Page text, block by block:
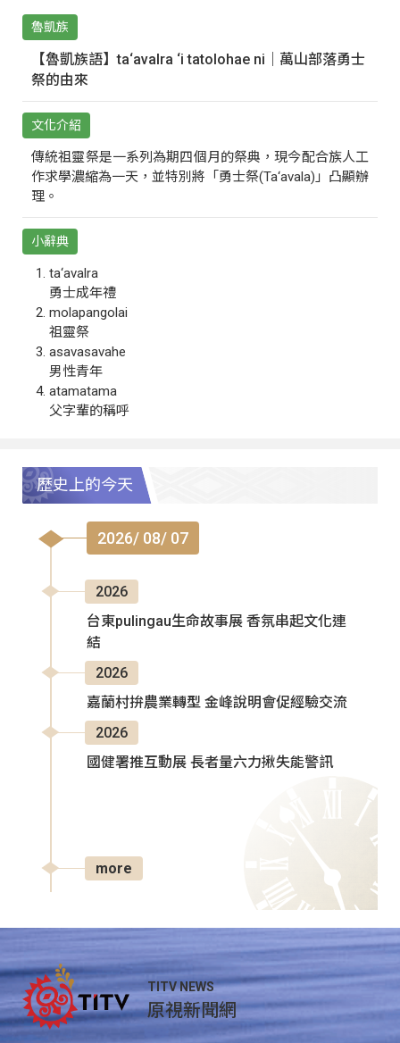
魯凱族
【魯凱族語】ta‘avalra ‘i tatolohae ni｜萬山部落勇士
祭的由來
文化介紹
傳統祖靈祭是一系列為期四個月的祭典，現今配合族人工
作求學濃縮為一天，並特別將「勇士祭(Ta‘avala)」凸顯辦
理。
小辭典
ta‘avalra
勇士成年禮
molapangolai
祖靈祭
asavasavahe
男性青年
atamatama
父字輩的稱呼
歷史上的今天
2026/ 08/ 07
2026
台東pulingau生命故事展 香氛串起文化連
結
2026
嘉蘭村拚農業轉型 金峰說明會促經驗交流
2026
國健署推互動展 長者量六力揪失能警訊
more
TITV NEWS
原視新聞網